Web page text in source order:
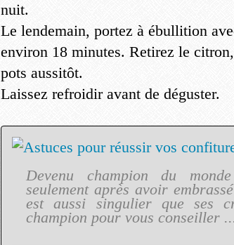
nuit.
Le lendemain, portez à ébullition
environ 18 minutes. Retirez le
pots aussitôt.
Laissez refroidir avant de déguster.
Devenu champion du
seulement après avoir
est aussi singulier que ses
champion pour vous conseiller